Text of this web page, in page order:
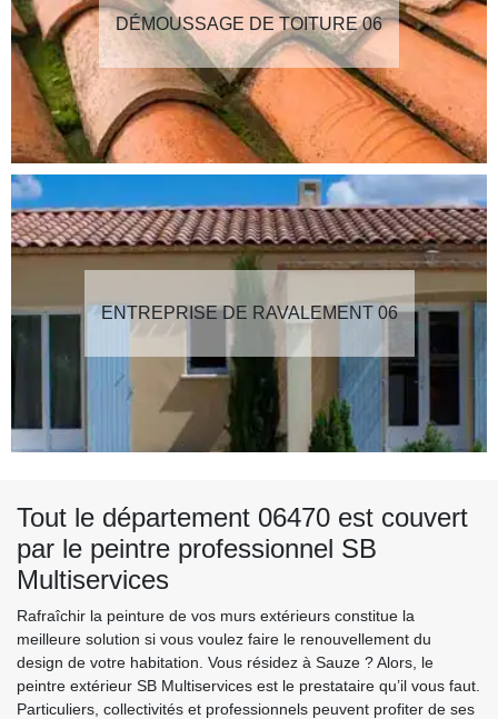
DÉMOUSSAGE DE TOITURE 06
ENTREPRISE DE RAVALEMENT 06
Tout le département 06470 est couvert
par le peintre professionnel SB
Multiservices
Rafraîchir la peinture de vos murs extérieurs constitue la
meilleure solution si vous voulez faire le renouvellement du
design de votre habitation. Vous résidez à Sauze ? Alors, le
peintre extérieur SB Multiservices est le prestataire qu’il vous faut.
Particuliers, collectivités et professionnels peuvent profiter de ses